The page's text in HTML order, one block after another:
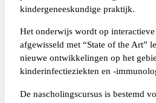
kindergeneeskundige praktijk.
Het onderwijs wordt op
afgewisseld met “State of the Art”
nieuwe ontwikkelingen op het
kinderinfectieziekten en -
De nascholingscursus is bestemd